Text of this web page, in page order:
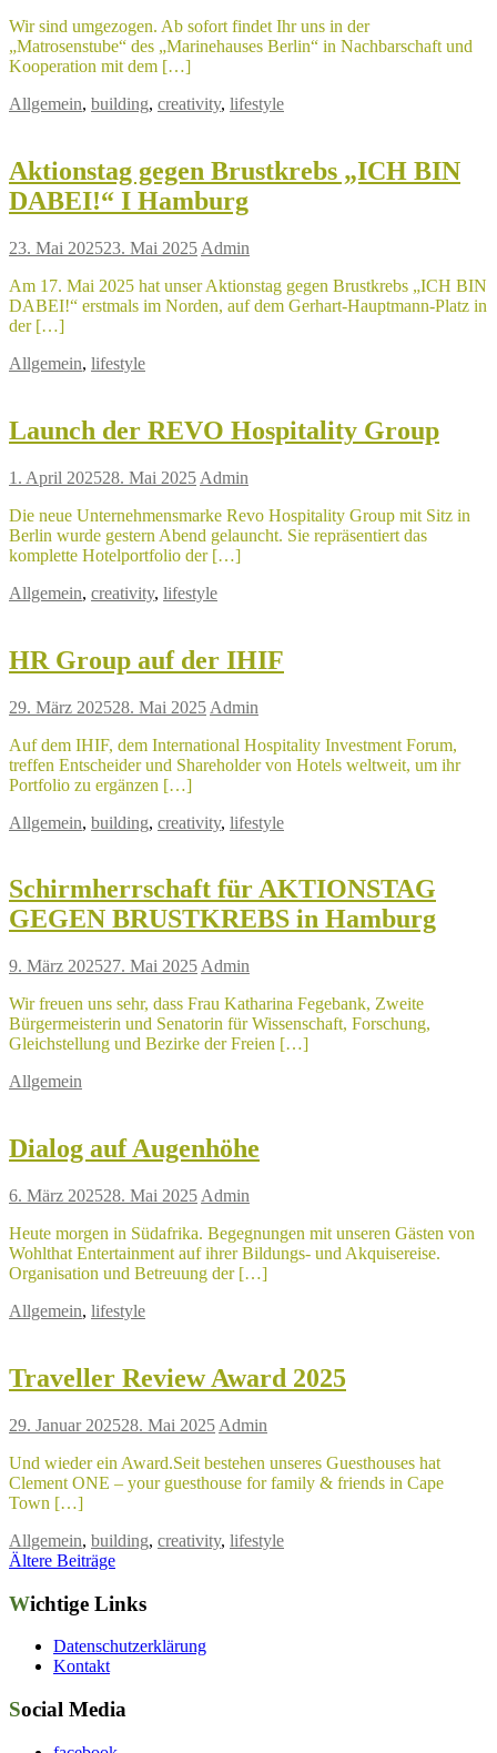
Wir sind umgezogen. Ab sofort findet Ihr uns in der
„Matrosenstube“ des „Marinehauses Berlin“ in Nachbarschaft und
Kooperation mit dem […]
Allgemein, building, creativity, lifestyle
Aktionstag gegen Brustkrebs „ICH BIN
DABEI!“ I Hamburg
23. Mai 202523. Mai 2025 Admin
Am 17. Mai 2025 hat unser Aktionstag gegen Brustkrebs „ICH BIN
DABEI!“ erstmals im Norden, auf dem Gerhart-Hauptmann-Platz in
der […]
Allgemein, lifestyle
Launch der REVO Hospitality Group
1. April 202528. Mai 2025 Admin
Die neue Unternehmensmarke Revo Hospitality Group mit Sitz in
Berlin wurde gestern Abend gelauncht. Sie repräsentiert das
komplette Hotelportfolio der […]
Allgemein, creativity, lifestyle
HR Group auf der IHIF
29. März 202528. Mai 2025 Admin
Auf dem IHIF, dem International Hospitality Investment Forum,
treffen Entscheider und Shareholder von Hotels weltweit, um ihr
Portfolio zu ergänzen […]
Allgemein, building, creativity, lifestyle
Schirmherrschaft für AKTIONSTAG
GEGEN BRUSTKREBS in Hamburg
9. März 202527. Mai 2025 Admin
Wir freuen uns sehr, dass Frau Katharina Fegebank, Zweite
Bürgermeisterin und Senatorin für Wissenschaft, Forschung,
Gleichstellung und Bezirke der Freien […]
Allgemein
Dialog auf Augenhöhe
6. März 202528. Mai 2025 Admin
Heute morgen in Südafrika. Begegnungen mit unseren Gästen von
Wohlthat Entertainment auf ihrer Bildungs- und Akquisereise.
Organisation und Betreuung der […]
Allgemein, lifestyle
Traveller Review Award 2025
29. Januar 202528. Mai 2025 Admin
Und wieder ein Award.Seit bestehen unseres Guesthouses hat
Clement ONE – your guesthouse for family & friends in Cape
Town […]
Allgemein, building, creativity, lifestyle
Beitragsnavigation
Ältere Beiträge
Wichtige Links
Datenschutzerklärung
Kontakt
Social Media